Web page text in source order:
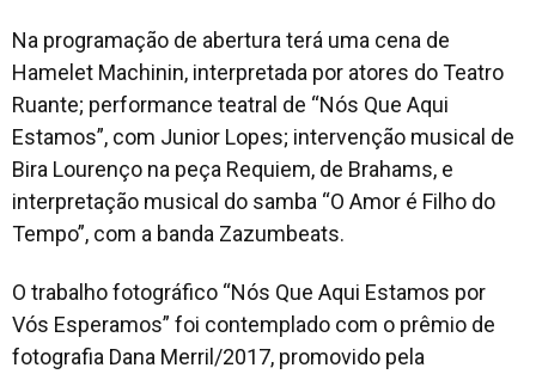
Na programação de abertura terá uma cena de
Hamelet Machinin, interpretada por atores do Teatro
Ruante; performance teatral de “Nós Que Aqui
Estamos”, com Junior Lopes; intervenção musical de
Bira Lourenço na peça Requiem, de Brahams, e
interpretação musical do samba “O Amor é Filho do
Tempo”, com a banda Zazumbeats.
O trabalho fotográfico “Nós Que Aqui Estamos por
Vós Esperamos” foi contemplado com o prêmio de
fotografia Dana Merril/2017, promovido pela